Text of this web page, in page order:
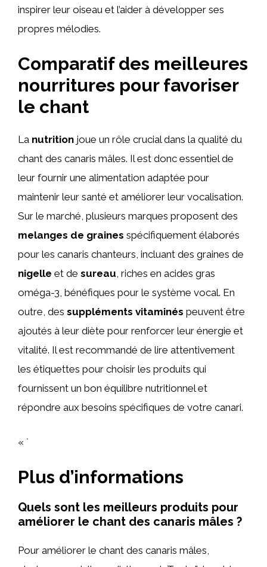
inspirer leur oiseau et l’aider à développer ses
propres mélodies.
Comparatif des meilleures
nourritures pour favoriser
le chant
La nutrition joue un rôle crucial dans la qualité du
chant des canaris mâles. Il est donc essentiel de
leur fournir une alimentation adaptée pour
maintenir leur santé et améliorer leur vocalisation.
Sur le marché, plusieurs marques proposent des
melanges de graines spécifiquement élaborés
pour les canaris chanteurs, incluant des graines de
nigelle et de sureau, riches en acides gras
oméga-3, bénéfiques pour le système vocal. En
outre, des suppléments vitaminés peuvent être
ajoutés à leur diète pour renforcer leur énergie et
vitalité. Il est recommandé de lire attentivement
les étiquettes pour choisir les produits qui
fournissent un bon équilibre nutritionnel et
répondre aux besoins spécifiques de votre canari.
« `
Plus d’informations
Quels sont les meilleurs produits pour
améliorer le chant des canaris mâles ?
Pour améliorer le chant des canaris mâles,